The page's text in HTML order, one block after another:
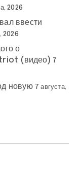
2026
ввести
2026
о
(видео) 7
новую 7 августа,